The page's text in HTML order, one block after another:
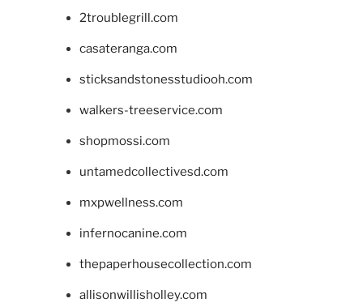
2troublegrill.com
casateranga.com
sticksandstonesstudiooh.com
walkers-treeservice.com
shopmossi.com
untamedcollectivesd.com
mxpwellness.com
infernocanine.com
thepaperhousecollection.com
allisonwillisholley.com